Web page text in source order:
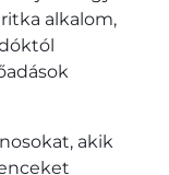
alkalom,
akik